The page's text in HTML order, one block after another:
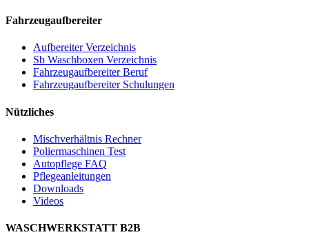
Fahrzeugaufbereiter
Aufbereiter Verzeichnis
Sb Waschboxen Verzeichnis
Fahrzeugaufbereiter Beruf
Fahrzeugaufbereiter Schulungen
Nützliches
Mischverhältnis Rechner
Poliermaschinen Test
Autopflege FAQ
Pflegeanleitungen
Downloads
Videos
WASCHWERKSTATT B2B